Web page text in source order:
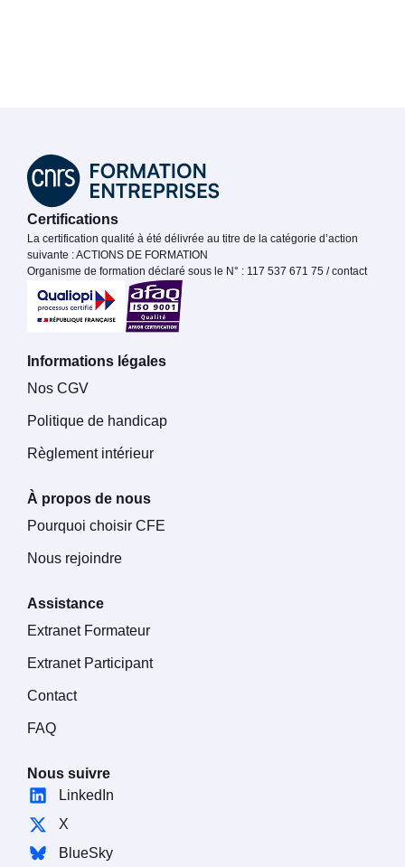
Certifications
La certification qualité à été délivrée au titre de la catégorie d’action
suivante : ACTIONS DE FORMATION
Organisme de formation déclaré sous le N° : 117 537 671 75 / contact
Informations légales
Nos CGV
Politique de handicap
Règlement intérieur
À propos de nous
Pourquoi choisir CFE
Nous rejoindre
Assistance
Extranet Formateur
Extranet Participant
Contact
FAQ
Nous suivre
LinkedIn
X
BlueSky